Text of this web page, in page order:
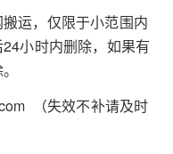
运，仅限于小范围内
小时内删除，如果有
（失效不补请及时